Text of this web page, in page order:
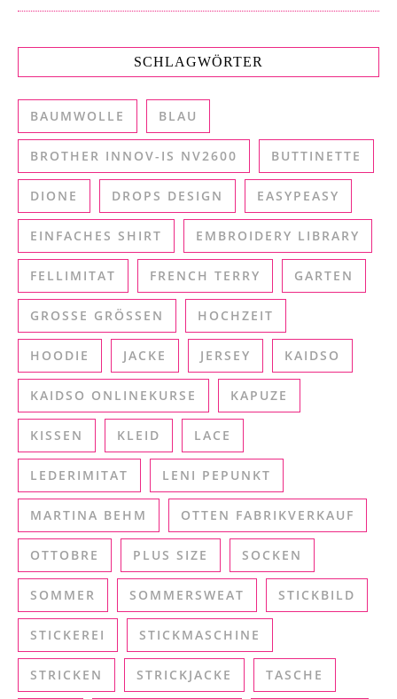
SCHLAGWÖRTER
BAUMWOLLE BLAU
BROTHER INNOV-IS NV2600 BUTTINETTE
DIONE DROPS DESIGN EASYPEASY
EINFACHES SHIRT EMBROIDERY LIBRARY
FELLIMITAT FRENCH TERRY GARTEN
GROSSE GRÖSSEN HOCHZEIT
HOODIE JACKE JERSEY KAIDSO
KAIDSO ONLINEKURSE KAPUZE
KISSEN KLEID LACE
LEDERIMITAT LENI PEPUNKT
MARTINA BEHM OTTEN FABRIKVERKAUF
OTTOBRE PLUS SIZE SOCKEN
SOMMER SOMMERSWEAT STICKBILD
STICKEREI STICKMASCHINE
STRICKEN STRICKJACKE TASCHE